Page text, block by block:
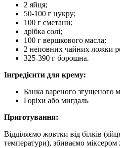
2 яйця;
50-100 г цукру;
100 г сметани;
дрібка солі;
100 г вершкового масла;
2 неповних чайних ложки
325-390 г борошна.
Інгредієнти для крему:
Банка вареного згущеного
Горіхи або мигдаль
Приготування:
Відділяємо жовтки від білків
температури), збиваємо